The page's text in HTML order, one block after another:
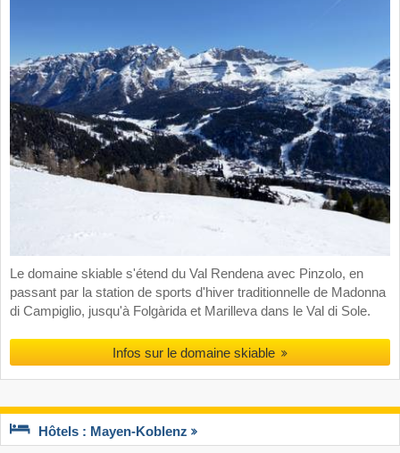
Le domaine skiable s'étend du Val Rendena avec Pinzolo, en
passant par la station de sports d'hiver traditionnelle de Madonna
di Campiglio, jusqu'à Folgàrida et Marilleva dans le Val di Sole.
Infos sur le domaine skiable
Hôtels : Mayen-Koblenz